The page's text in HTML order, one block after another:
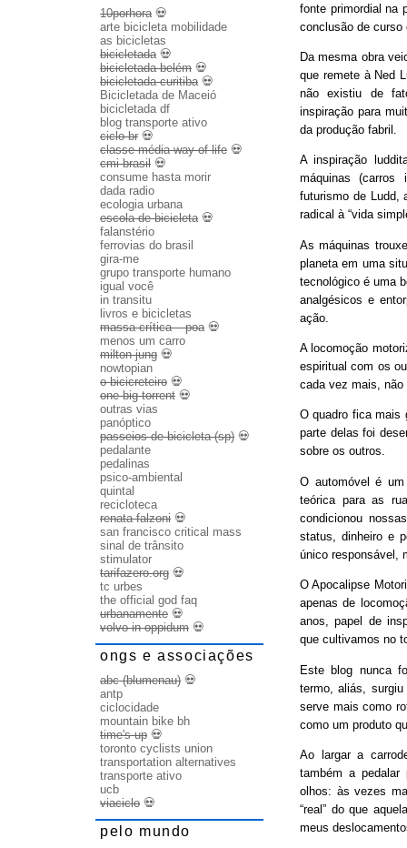
fonte primordial na
conclusão de curso
Da mesma obra
que remete à Ned
não existiu de
inspiração para
da produção fabril.
A inspiração
máquinas (carros
futurismo de Ludd,
radical à “vida
As máquinas
planeta em uma
tecnológico é uma
analgésicos e
ação.
A locomoção
espiritual com os
cada vez mais,
O quadro fica mais
parte delas foi
sobre os outros.
O automóvel é
teórica para as
condicionou
status, dinheiro e
único responsável,
O Apocalipse
apenas de
anos, papel de
que cultivamos no
Este blog nunca
termo, aliás,
serve mais como
como um produto
Ao largar a
também a pedalar
olhos: às vezes
“real” do que
meus
10porhora💀
arte bicicleta mobilidade
as bicicletas
bicicletada💀
bicicletada belém 💀
bicicletada curitiba💀
Bicicletada de Maceió
bicicletada df
blog transporte ativo
ciclo br 💀
classe média way of life 💀
cmi brasil 💀
consume hasta morir
dada radio
ecologia urbana
escola de bicicleta💀
falanstério
ferrovias do brasil
gira-me
grupo transporte humano
igual você
in transitu
livros e bicicletas
massa crítica – poa💀
menos um carro
milton jung 💀
nowtopian
o bicicreteiro 💀
one big torrent 💀
outras vias
panóptico
passeios de bicicleta (sp) 💀
pedalante
pedalinas
psico-ambiental
quintal
recicloteca
renata falzoni 💀
san francisco critical mass
sinal de trânsito
stimulator
tarifazero.org 💀
tc urbes
the official god faq
urbanamente 💀
volvo in oppidum 💀
ongs e associações
abc (blumenau) 💀
antp
ciclocidade
mountain bike bh
time's up 💀
toronto cyclists union
transportation alternatives
transporte ativo
ucb
viaciclo 💀
pelo mundo